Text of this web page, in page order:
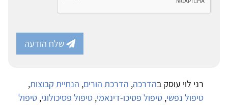
שלח הודעה
רני לוי עוסק בהדרכה, הדרכת הורים, הנחיית קבוצות,
טיפול נפשי, טיפול פסיכו-דינאמי, טיפול פסיכולוגי, טיפול